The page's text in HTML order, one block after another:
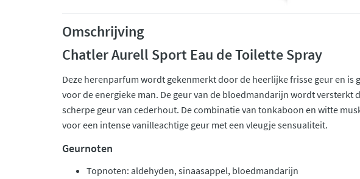
Omschrijving
Chatler Aurell Sport Eau de Toilette Spray
Deze herenparfum wordt gekenmerkt door de heerlijke frisse geur en is
voor de energieke man. De geur van de bloedmandarijn wordt versterkt
scherpe geur van cederhout. De combinatie van tonkaboon en witte
voor een intense vanilleachtige geur met een vleugje sensualiteit.
Geurnoten
Topnoten: aldehyden, sinaasappel, bloedmandarijn